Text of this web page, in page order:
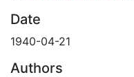
Date
1940-04-21
Authors